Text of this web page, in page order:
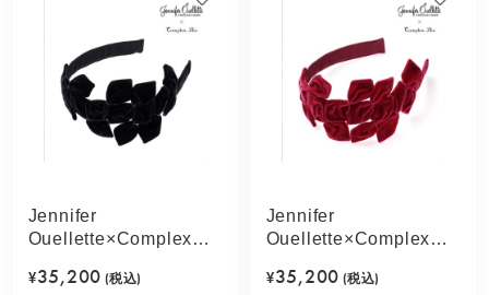
Jennifer
Ouellette×Complex
リー フレキシフィット
¥35,200 (税込)
Jennifer
Ouellette×Complex
リー フレキシフィット
¥35,200 (税込)